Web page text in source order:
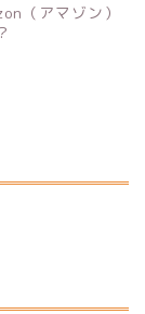
（アマゾン）